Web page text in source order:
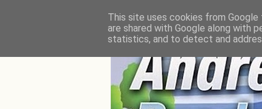
This site uses cookies from
are shared with Google along with
statistics, and to detect and